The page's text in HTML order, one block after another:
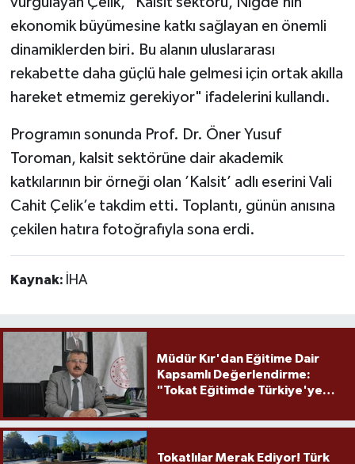
ekonomik büyümesine katkı sağlayan en önemli
dinamiklerden biri. Bu alanın uluslararası
rekabette daha güçlü hale gelmesi için ortak akılla
hareket etmemiz gerekiyor" ifadelerini kullandı.
Programın sonunda Prof. Dr. Öner Yusuf
Toroman, kalsit sektörüne dair akademik
katkılarının bir örneği olan ’Kalsit’ adlı eserini Vali
Cahit Çelik’e takdim etti. Toplantı, günün anısına
çekilen hatıra fotoğrafıyla sona erdi.
Kaynak: İHA
Müdür Kır'dan Eğitime Dair
Kapsamlı Değerlendirme:
"Tokat Eğitimde Türkiye'ye
Tokatlılar Merak Ediyor! Türk